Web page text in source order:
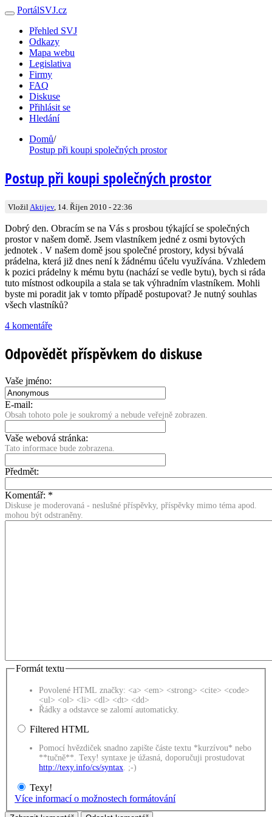
PortálSVJ.cz
Přehled SVJ
Odkazy
Mapa webu
Legislativa
Firmy
FAQ
Diskuse
Přihlásit se
Hledání
Domů/
Postup při koupi společných prostor
Postup při koupi společných prostor
Vložil Aktijev, 14. Říjen 2010 - 22:36
Dobrý den. Obracím se na Vás s prosbou týkající se společných
prostor v našem domě. Jsem vlastníkem jedné z osmi bytových
jednotek . V našem domě jsou společné prostory, kdysi bývalá
prádelna, která již dnes není k žádnému účelu využívána. Vzhledem
k pozici prádelny k mému bytu (nachází se vedle bytu), bych si ráda
tuto místnost odkoupila a stala se tak výhradním vlastníkem. Mohli
byste mi poradit jak v tomto případě postupovat? Je nutný souhlas
všech vlastníků?
4 komentáře
Odpovědět příspěvkem do diskuse
Vaše jméno:
E-mail:
Obsah tohoto pole je soukromý a nebude veřejně zobrazen.
Vaše webová stránka:
Tato informace bude zobrazena.
Předmět:
Komentář: *
Diskuse je moderovaná - neslušné příspěvky, příspěvky mimo téma apod.
mohou být odstraněny.
Formát textu
Povolené HTML značky: <a> <em> <strong> <cite> <code>
<ul> <ol> <li> <dl> <dt> <dd>
Řádky a odstavce se zalomí automaticky.
Filtered HTML
Pomocí hvězdiček snadno zapište částe textu *kurzívou* nebo
**tučně**. Texy! syntaxe je úžasná, doporučuji prostudovat
http://texy.info/cs/syntax. ;-)
Texy!
Více informací o možnostech formátování